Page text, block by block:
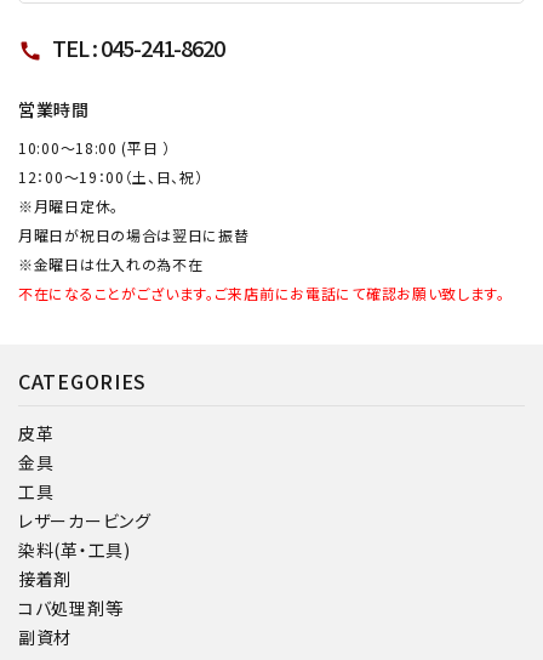
call TEL : 045-241-8620
営業時間
10:00～18:00 (平日 ）
12：00～19：00（土、日、祝）
※月曜日定休。
月曜日が祝日の場合は翌日に振替
※金曜日は仕入れの為不在
不在になることがございます。ご来店前にお電話にて確認お願い致します。
CATEGORIES
皮革
金具
工具
レザーカービング
染料(革・工具)
接着剤
コバ処理剤等
副資材